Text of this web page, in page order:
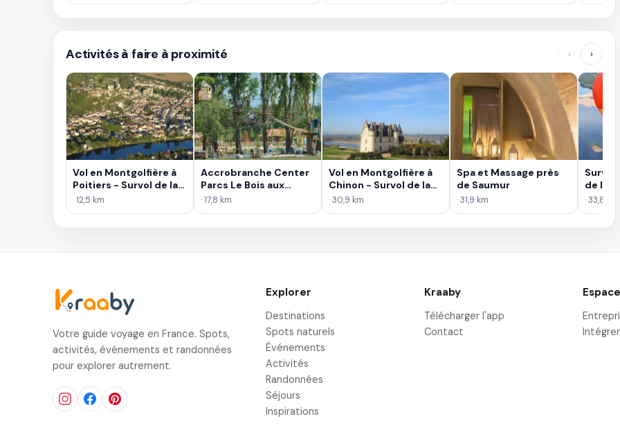
Activités à faire à proximité ‹ ›
Vol en Montgolfière à
Poitiers - Survol de la
Vienne
· 12,5 km
Accrobranche Center
Parcs Le Bois aux
Daims
· 17,8 km
Vol en Montgolfière à
Chinon - Survol de la
Forteresse Royale
· 30,9 km
Spa et Massage près
de Saumur
· 31,9 km
Survol
de
· 33,8 km
Votre guide voyage en France. Spots,
activités, événements et randonnées
pour explorer autrement.
Explorer
Destinations
Spots naturels
Événements
Activités
Randonnées
Séjours
Inspirations
Kraaby
Télécharger l'app
Contact